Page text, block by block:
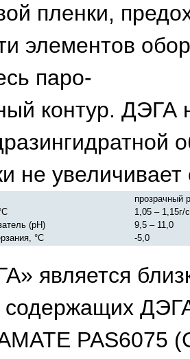
пленки,
элементов
паро-
контур.
не
(рН)
°С
прозрачный
1,05 – 1,15г/
9,5 – 11,0
-5,0
является
содержащих
PAS6075